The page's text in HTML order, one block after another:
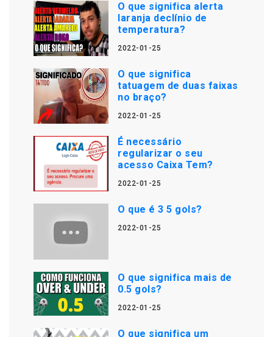
O que significa alerta
laranja declínio de
temperatura?
2022-01-25
O que significa
tatuagem de duas faixas
no braço?
2022-01-25
É necessário
regularizar o seu
acesso Caixa Tem?
2022-01-25
O que é 3 5 gols?
2022-01-25
O que significa mais de
0.5 gols?
2022-01-25
O que significa um